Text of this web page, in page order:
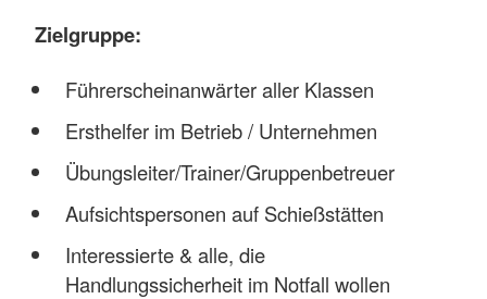
Zielgruppe:
Führerscheinanwärter aller Klassen
Ersthelfer im Betrieb / Unternehmen
Übungsleiter/Trainer/Gruppenbetreuer
Aufsichtspersonen auf Schießstätten
Interessierte & alle, die
Handlungssicherheit im Notfall wollen